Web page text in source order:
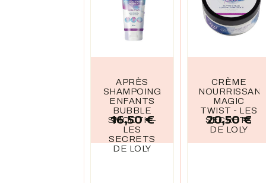
APRÈS
SHAMPOING
ENFANTS
BUBBLE
SMOOTH -
LES
SECRETS
DE LOLY
Prix
16,50 €
CRÈME
MAGIC
TWIST - LES
SECRETS
DE LOLY
Prix
20,50 €